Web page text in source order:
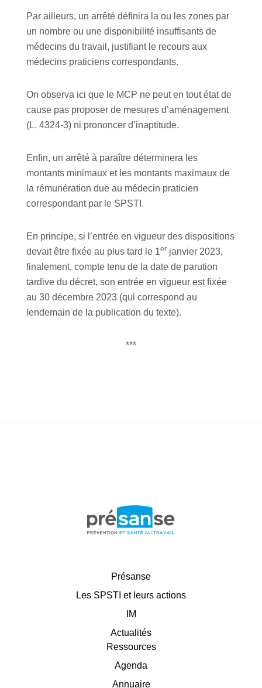
Par ailleurs, un arrêté définira la ou les zones par
un nombre ou une disponibilité insuffisants de
médecins du travail, justifiant le recours aux
médecins praticiens correspondants.
On observa ici que le MCP ne peut en tout état de
cause pas proposer de mesures d’aménagement
(L. 4324-3) ni prononcer d’inaptitude.
Enfin, un arrêté à paraître déterminera les
montants minimaux et les montants maximaux de
la rémunération due au médecin praticien
correspondant par le SPSTI.
En principe, si l’entrée en vigueur des dispositions
devait être fixée au plus tard le 1er janvier 2023,
finalement, compte tenu de la date de parution
tardive du décret, son entrée en vigueur est fixée
au 30 décembre 2023 (qui correspond au
lendemain de la publication du texte).
***
Présanse
Les SPSTI et leurs actions
IM
Actualités
Ressources
Agenda
Annuaire